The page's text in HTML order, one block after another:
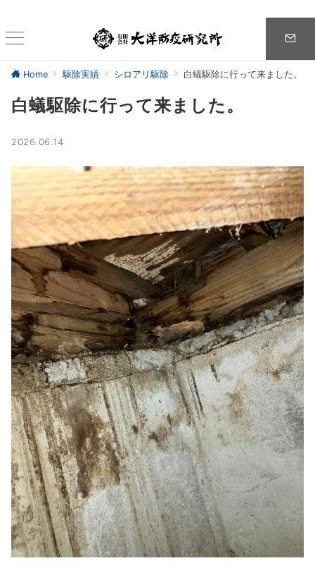
Home 駆除実績 シロアリ駆除 白蟻駆除に行って来ました。
白蟻駆除に行って来ました。
2026.06.14